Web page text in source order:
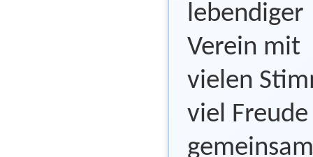
lebendiger
Verein mit
vielen
viel